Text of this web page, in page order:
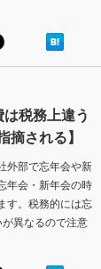
税務上違う
摘される】
外部で忘年会や新
年会・新年会の時
す。税務的には忘
異なるので注意